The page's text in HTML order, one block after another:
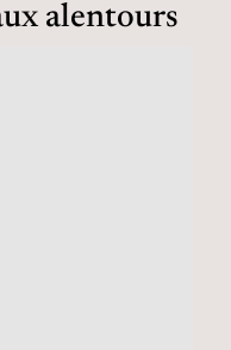
alentours